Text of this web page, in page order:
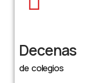
Decenas
de colegios